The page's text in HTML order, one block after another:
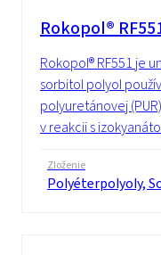
Rokopol®
Rokopol® RF551 je
sorbitol polyol
polyuretánovej
v reakcii s
Zloženie
Polyéterpolyoly,